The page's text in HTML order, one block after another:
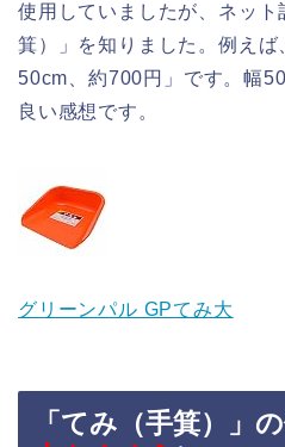
使用していましたが、ネッ
箕）」を知りました。例え
50cm、約700円」です。幅
良い感想です。
グリーンパル GPてみ大
「てみ（手箕）」